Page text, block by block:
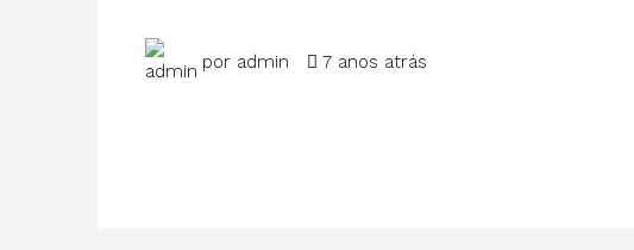
por admin 7 anos atrás